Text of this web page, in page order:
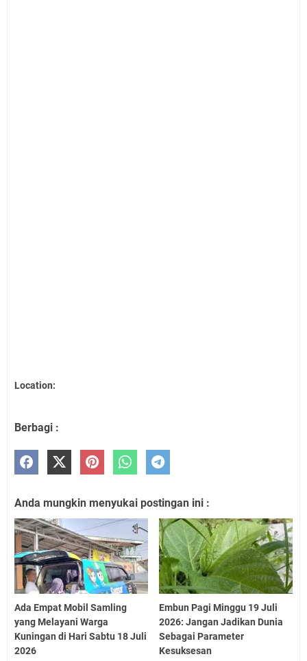
Location:
Berbagi :
Anda mungkin menyukai postingan ini :
Ada Empat Mobil Samling
yang Melayani Warga
Kuningan di Hari Sabtu 18 Juli
2026
Embun Pagi Minggu 19 Juli
2026: Jangan Jadikan Dunia
Sebagai Parameter
Kesuksesan